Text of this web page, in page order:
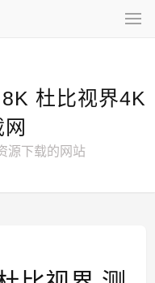
杜比视界4K
源下载的网站